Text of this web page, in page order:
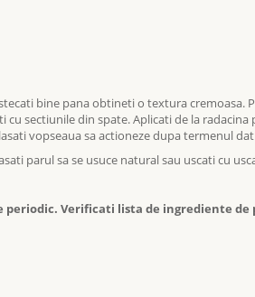
bine pana obtineti o textura cremoasa.
sectiunile din spate. Aplicati de la radacina
vopseaua sa actioneze dupa termenul
parul sa se usuce natural sau uscati cu
Verificati lista de ingrediente de